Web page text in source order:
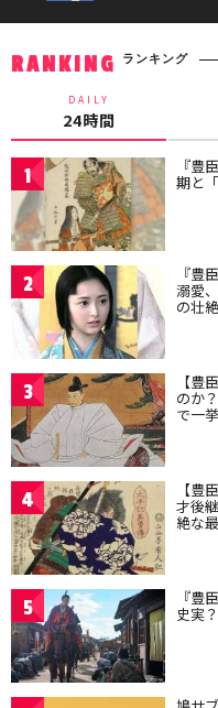
RANKING ランキング
DAILY
24時間
1 『豊
期と
2 『豊
溺愛
の壮
3 【豊
のか
で一
4 【豊
才後
絶な
5 『豊
史実